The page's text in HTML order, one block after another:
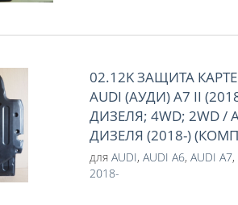
02.12K ЗАЩИТА
AUDI (АУДИ) A7 II
ДИЗЕЛЯ; 4WD; 2WD /
ДИЗЕЛЯ (2018-)
для AUDI, AUDI A6, AUDI A7,
2018-